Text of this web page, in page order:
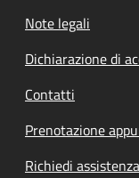
Note legali
Dichiarazione di
Contatti
Prenotazione
Richiedi assistenza